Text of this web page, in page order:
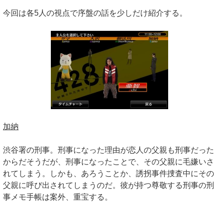
今回は各5人の視点で序盤の話を少しだけ紹介する。
加納
渋谷署の刑事。刑事になった理由が恋人の父親も刑事だった
からだそうだが、刑事になったことで、その父親に毛嫌いさ
れてしまう。しかも、あろうことか、誘拐事件捜査中にその
父親に呼び出されてしまうのだ。彼が持つ尊敬する刑事の刑
事メモ手帳は案外、重宝する。